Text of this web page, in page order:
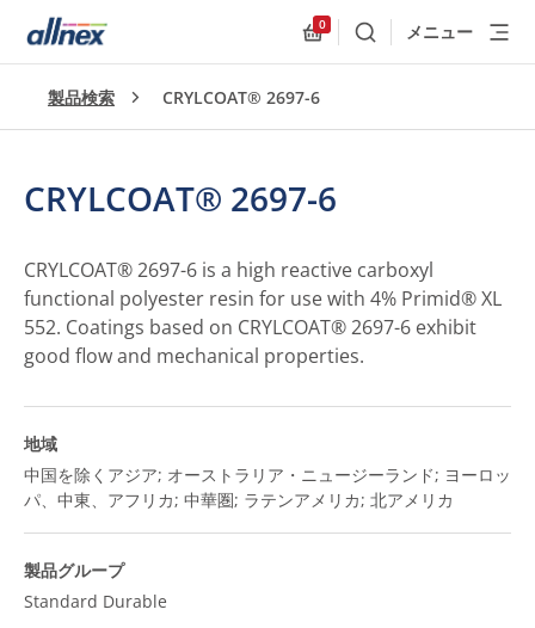
0
検索 メニュー
製品検索 CRYLCOAT® 2697-6
CRYLCOAT® 2697-6
CRYLCOAT® 2697-6 is a high reactive carboxyl
functional polyester resin for use with 4% Primid® XL
552. Coatings based on CRYLCOAT® 2697-6 exhibit
good flow and mechanical properties.
地域
中国を除くアジア; オーストラリア・ニュージーランド; ヨーロッ
パ、中東、アフリカ; 中華圏; ラテンアメリカ; 北アメリカ
製品グループ
Standard Durable